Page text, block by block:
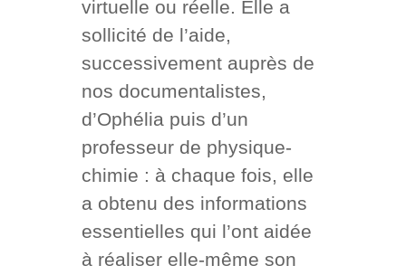
virtuelle ou réelle. Elle a
sollicité de l’aide,
successivement auprès de
nos documentalistes,
d’Ophélia puis d’un
professeur de physique-
chimie : à chaque fois, elle
a obtenu des informations
essentielles qui l’ont aidée
à réaliser elle-même son